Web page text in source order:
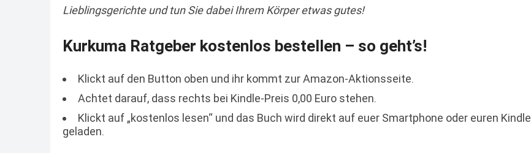
Lieblingsgerichte und tun Sie dabei Ihrem Körper etwas gutes!
Kurkuma Ratgeber kostenlos bestellen – so geht’s!
Klickt auf den Button oben und ihr kommt zur Amazon-Aktionsseite.
Achtet darauf, dass rechts bei Kindle-Preis 0,00 Euro stehen.
Klickt auf „kostenlos lesen“ und das Buch wird direkt auf euer Smartphone oder euren Kindle
geladen.